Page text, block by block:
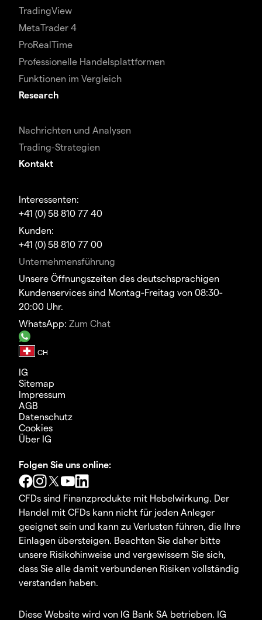
TradingView
MetaTrader 4
ProRealTime
Professionelle Handelsplattformen
Funktionen im Vergleich
Research
Nachrichten und Analysen
Trading-Strategien
Kontakt
Interessenten:
+41 (0) 58 810 77 40
Kunden:
+41 (0) 58 810 77 00
Unternehmensführung
Unsere Öffnungszeiten des deutschsprachigen
Kundenservices sind Montag-Freitag von 08:30-
20:00 Uhr.
WhatsApp: Zum Chat
IG
Sitemap
Impressum
AGB
Datenschutz
Cookies
Über IG
Folgen Sie uns online:
CFDs sind Finanzprodukte mit Hebelwirkung. Der
Handel mit CFDs kann nicht für jeden Anleger
geeignet sein und kann zu Verlusten führen, die Ihre
Einlagen übersteigen. Beachten Sie daher bitte
unsere Risikohinweise und vergewissern Sie sich,
dass Sie alle damit verbundenen Risiken vollständig
verstanden haben.
Diese Website wird von IG Bank SA betrieben. IG